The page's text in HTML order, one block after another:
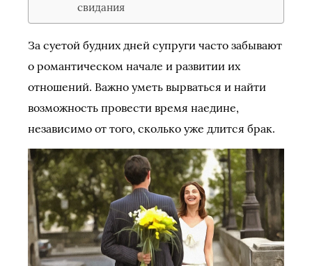
свидания
За суетой будних дней супруги часто забывают
о романтическом начале и развитии их
отношений. Важно уметь вырваться и найти
возможность провести время наедине,
независимо от того, сколько уже длится брак.